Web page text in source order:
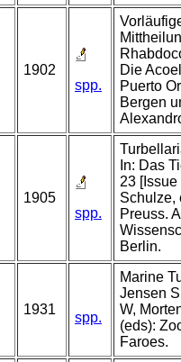
1902
spp.
Die
Puerto
Bergen
1905
spp.
In: Das
23 [Issue
Schulze,
Preuss.
Berlin.
1931
spp.
Marine
Jensen
W,
(eds):
Faroes.